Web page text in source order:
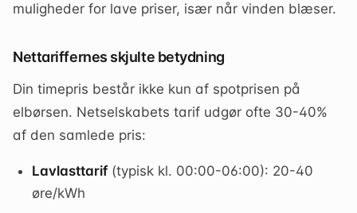
muligheder for lave priser, især når vinden blæser.
Nettariffernes skjulte betydning
Din timepris består ikke kun af spotprisen på
elbørsen. Netselskabets tarif udgør ofte 30-40%
af den samlede pris:
Lavlasttarif(typisk kl. 00:00-06:00): 20-40
øre/kWh